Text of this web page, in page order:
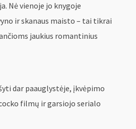
Nė vienoje jo knygoje
ir skanaus maisto – tai tikrai
jaukius romantinius
dar paauglystėje, įkvėpimo
filmų ir garsiojo serialo